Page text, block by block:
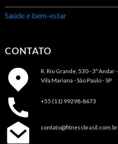
Saúde e bem-estar
CONTATO
R. Rio Grande, 530 - 3º Andar -
Vila Mariana - São Paulo - SP
+55 (11) 99298-8673
contato@fitnessbrasil.com.br